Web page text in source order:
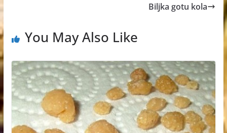
Biljka gotu kola
You May Also Like